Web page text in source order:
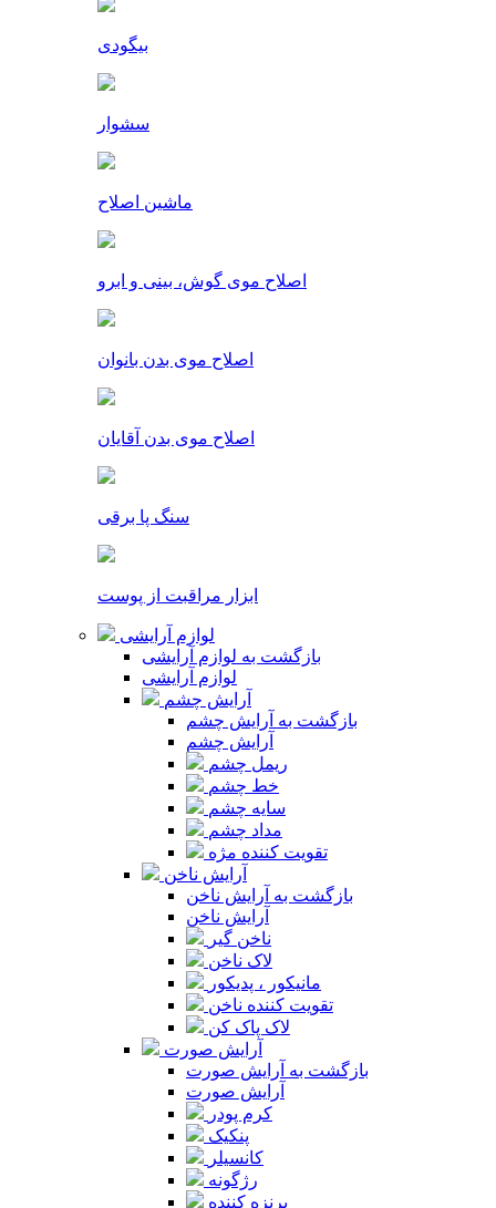
بیگودی
سشوار
ماشین اصلاح
اصلاح موی گوش، بینی و ابرو
اصلاح موی بدن بانوان
اصلاح موی بدن آقایان
سنگ پا برقی
ابزار مراقبت از پوست
لوازم آرایشی
بازگشت به لوازم آرایشی
لوازم آرایشی
آرایش چشم
بازگشت به آرایش چشم
آرایش چشم
ریمل چشم
خط چشم
سایه چشم
مداد چشم
تقویت کننده مژه
آرایش ناخن
بازگشت به آرایش ناخن
آرایش ناخن
ناخن گیر
لاک ناخن
مانیکور ، پدیکور
تقویت کننده ناخن
لاک پاک کن
آرایش صورت
بازگشت به آرایش صورت
آرایش صورت
کرم پودر
پنکیک
کانسیلر
رژگونه
برنزه کننده